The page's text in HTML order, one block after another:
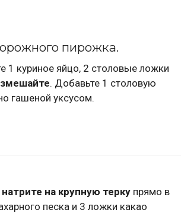
пирожка.
1 куриное яйцо, 2 столовые ложки
. Добавьте 1 столовую
гашеной уксусом.
на крупную терку прямо в
песка и 3 ложки какао